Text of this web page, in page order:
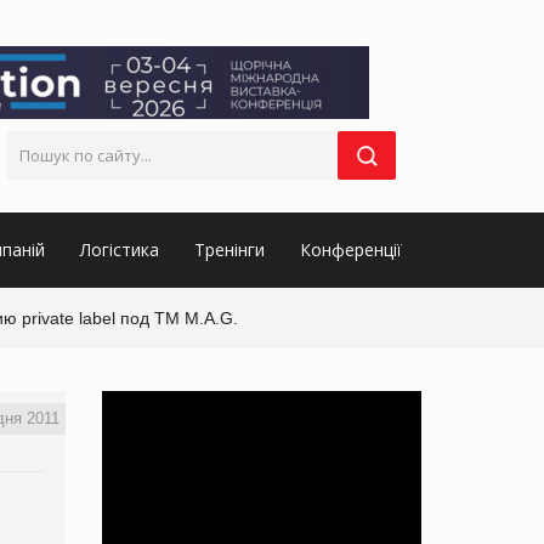
Логістика Тренінги Конференції
private label под ТМ M.A.G.
2011